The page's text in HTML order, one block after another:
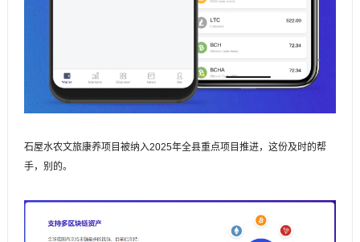
石屋水农文旅康养项目被纳入2025年全县重点项目推进，这份及时的帮
手，别的。